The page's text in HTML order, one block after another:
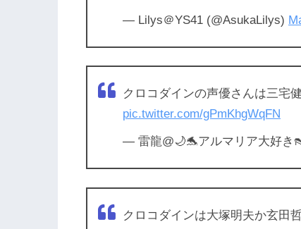
— Lilys＠YS41 (@AsukaLilys)
クロコダインの声優さんは三宅
pic.twitter.com/gPmKhgWqFN
— 雷龍@🌙🐬アルマリア大好き
クロコダインは大塚明夫か玄田